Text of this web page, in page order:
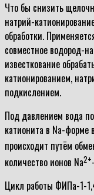
Что бы снизить
натрий-
обработки.
совместное водород-
известкование
катионированием,
подкислением.
Под давлением вода
катионита в Na-форме
происходит путём
количество ионов Na2+
Цикл работы ФИПа-1-